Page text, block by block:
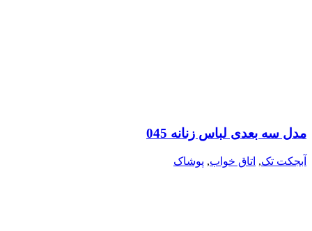
مدل سه بعدی لباس زنانه 045
آبجکت تک, اتاق خواب, پوشاک